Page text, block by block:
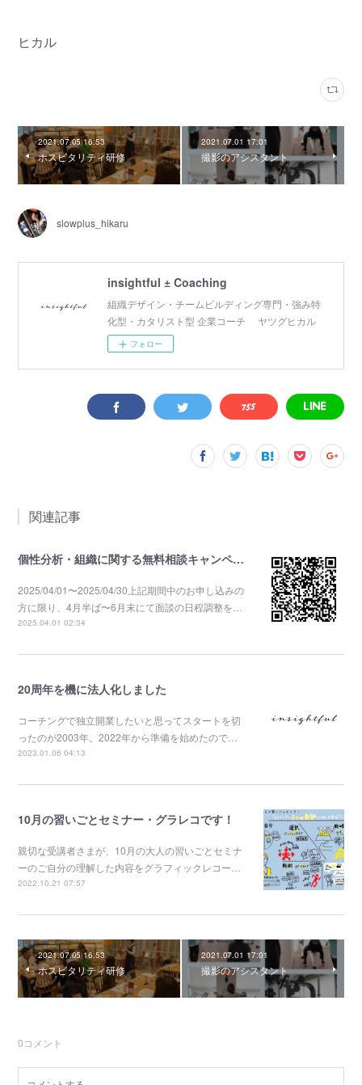
ヒカル
2021.07.05 16:53
ホスピタリティ研修
2021.07.01 17:01
撮影のアシスタント
slowplus_hikaru
insightful ± Coaching
組織デザイン・チームビルディング専門・強み特
化型・カタリスト型 企業コーチ ヤツグヒカル
フォロー
関連記事
個性分析・組織に関する無料相談キャンペーン
2025/04/01〜2025/04/30上記期間中のお申し込みの
方に限り、4月半ば〜6月末にて面談の日程調整を…
2025.04.01 02:34
20周年を機に法人化しました
コーチングで独立開業したいと思ってスタートを切
ったのが2003年。2022年から準備を始めたので…
2023.01.06 04:13
10月の習いごとセミナー・グラレコです！
親切な受講者さまが、10月の大人の習いごとセミナ
ーのご自分の理解した内容をグラフィックレコー…
2022.10.21 07:57
2021.07.05 16:53
ホスピタリティ研修
2021.07.01 17:01
撮影のアシスタント
0コメント